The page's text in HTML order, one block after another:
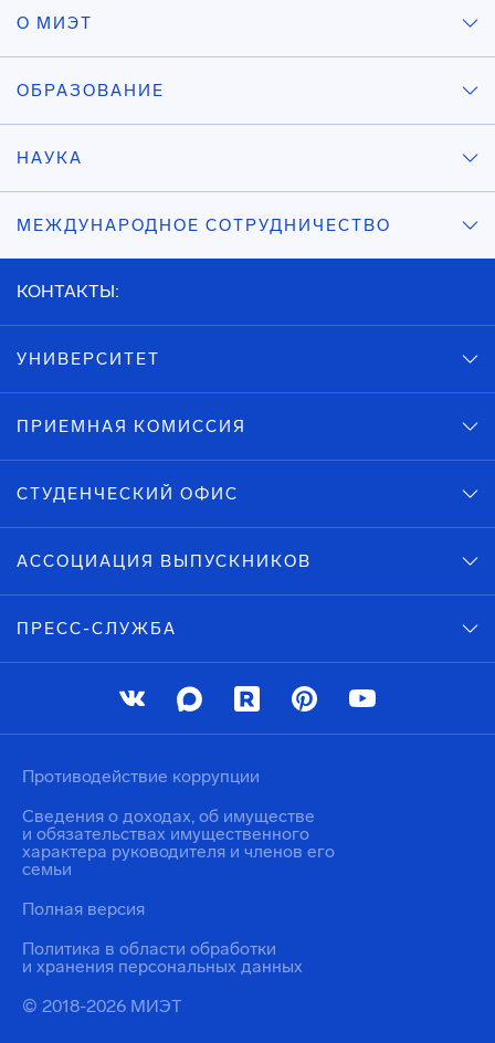
О МИЭТ
ОБРАЗОВАНИЕ
НАУКА
МЕЖДУНАРОДНОЕ СОТРУДНИЧЕСТВО
КОНТАКТЫ:
УНИВЕРСИТЕТ
ПРИЕМНАЯ КОМИССИЯ
СТУДЕНЧЕСКИЙ ОФИС
АССОЦИАЦИЯ ВЫПУСКНИКОВ
ПРЕСС-СЛУЖБА
© 2018-2026 МИЭТ
Политика в области обработки
и хранения персональных данных
Противодействие коррупции
Сведения о доходах, об имуществе
и обязательствах имущественного
характера руководителя и членов его
семьи
Полная версия